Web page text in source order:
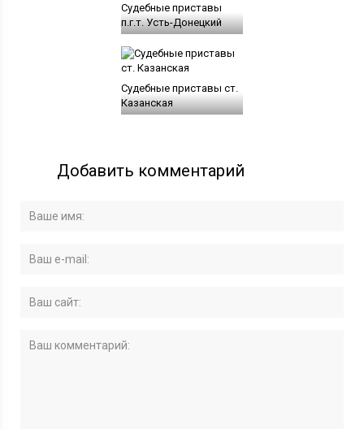
Судебные приставы
п.г.т. Усть-Донецкий
Судебные приставы ст.
Казанская
Добавить комментарий